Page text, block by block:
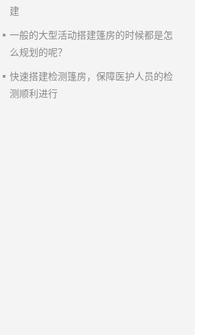
建
一般的大型活动搭建篷房的时候都是怎
么规划的呢？
快速搭建检测篷房，保障医护人员的检
测顺利进行